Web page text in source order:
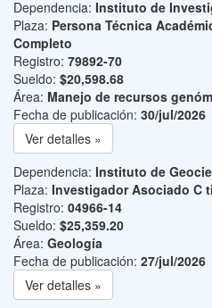
Dependencia: Instituto de
Plaza: Persona Técnica
Completo
Registro: 79892-70
Sueldo: $20,598.68
Área: Manejo de recursos
Fecha de publicación: 30/jul/2026
Ver detalles »
Dependencia: Instituto de
Plaza: Investigador Asociado C
Registro: 04966-14
Sueldo: $25,359.20
Área: Geología
Fecha de publicación: 27/jul/2026
Ver detalles »